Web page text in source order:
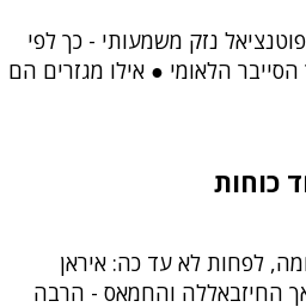
נזק משמעותי - כך לפי
הלאומי ● אילו מגזרים הם
כוחות
לפחות לא עד כה: איראן
אך החיזבאללה והחמאס - הרבה